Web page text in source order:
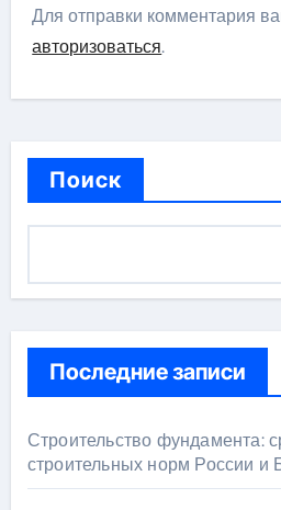
Для отправки комментария
авторизоваться.
Поиск
Последние записи
Строительство фундамента:
строительных норм России и